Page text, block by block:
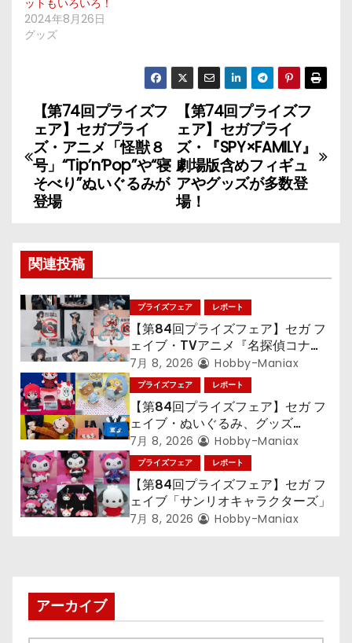
ットもいろいろ！
2024年8月26日
グッズ
投
稿
ナ
ビ
ゲ
ー
シ
ョ
ン
【第74回プライズフ
ェア】セガプライ
ズ・『SPY×FAMILY』
劇場版含めフィギュ
アやグッズが多数登
場！
【第74回プライズフ
ェア】セガプライ
ズ・アニメ「怪獣８
号」“Tip’n’Pop”や“寝
そべり”ぬいぐるみが
登場
関連投稿
プライズフェア レポート
【第84回プライズフェア】セガ フ
ェイブ・TVアニメ『名探偵コナ
ン』TVアニメ『呪術廻戦』『〈物
語〉シリーズ』「初音ミク」
7月 8, 2026 Hobby-Maniax
プライズフェア レポート
【第84回プライズフェア】セガ フ
ェイブ・ぬいぐるみ、グッズ
『LiSA』『ミニオン』『おさるの
ジョージ』『ポケットモンスター』
7月 8, 2026 Hobby-Maniax
プライズフェア レポート
【第84回プライズフェア】セガ フ
ェイブ「サンリオキャラクターズ」
7月 8, 2026 Hobby-Maniax
アーカイブ